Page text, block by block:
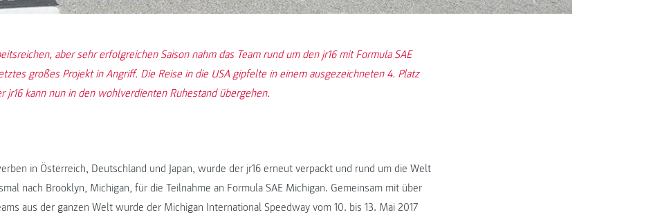
aber sehr erfolgreichen Saison nahm das Team rund um den jr16 mit Formula SAE
großes Projekt in Angriff. Die Reise in die USA gipfelte in einem ausgezeichneten 4. Platz
jr16 kann nun in den wohlverdienten Ruhestand übergehen.
in Österreich, Deutschland und Japan, wurde der jr16 erneut verpackt und rund um die Welt
nach Brooklyn, Michigan, für die Teilnahme an Formula SAE Michigan. Gemeinsam mit über
aus der ganzen Welt wurde der Michigan International Speedway vom 10. bis 13. Mai 2017